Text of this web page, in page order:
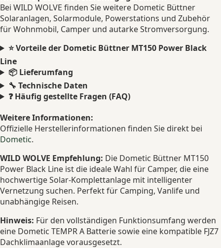
Bei WILD WOLVE finden Sie weitere Dometic Büttner
Solaranlagen, Solarmodule, Powerstations und Zubehör
für Wohnmobil, Camper und autarke Stromversorgung.
⭐ Vorteile der Dometic Büttner MT150 Power Black
Line
📦 Lieferumfang
🔧 Technische Daten
❓ Häufig gestellte Fragen (FAQ)
Weitere Informationen:
Offizielle Herstellerinformationen finden Sie direkt bei
Dometic.
WILD WOLVE Empfehlung: Die Dometic Büttner MT150
Power Black Line ist die ideale Wahl für Camper, die eine
hochwertige Solar-Komplettanlage mit intelligenter
Vernetzung suchen. Perfekt für Camping, Vanlife und
unabhängige Reisen.
Hinweis: Für den vollständigen Funktionsumfang werden
eine Dometic TEMPR A Batterie sowie eine kompatible FJZ7
Dachklimaanlage vorausgesetzt.